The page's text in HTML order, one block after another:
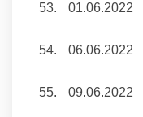
53. 01.06.2022
54. 06.06.2022
55. 09.06.2022